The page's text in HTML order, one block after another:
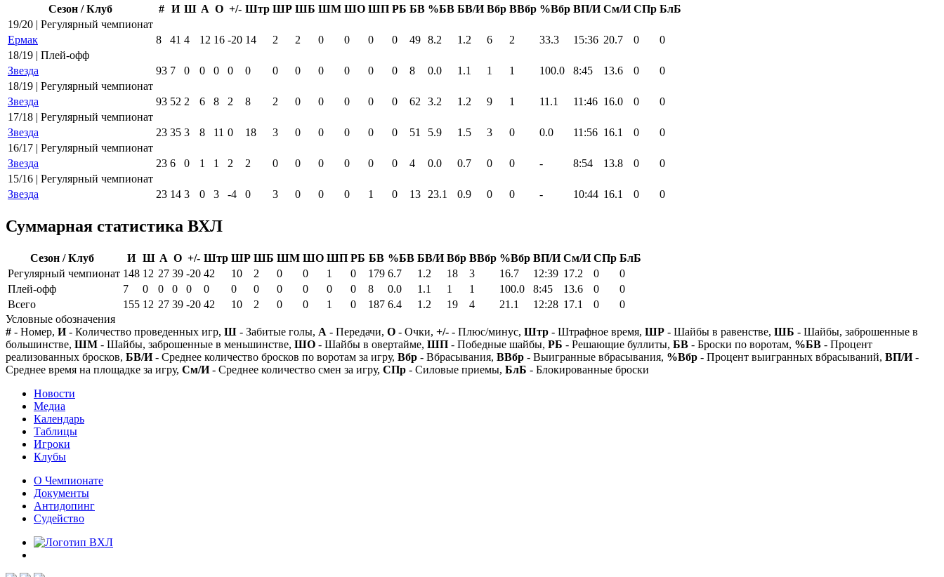
Сезон / Клуб # И Ш А О +/- Штр ШР ШБ ШМ ШО ШП РБ БВ %БВ БВ/И Вбр ВВбр %Вбр ВП/И См/И СПр БлБ
19/20 | Регулярный чемпионат
Ермак
8 41 4 12 16 -20 14 2 2 0 0 0 0 49 8.2 1.2 6 2 33.3 15:36 20.7 0
0
18/19 | Плей-офф
Звезда
93 7 0 0 0 0 0 0 0 0 0 0 0 8 0.0 1.1 1 1 100.0 8:45 13.6 0
0
18/19 | Регулярный чемпионат
Звезда
93 52 2 6 8 2 8 2 0 0 0 0 0 62 3.2 1.2 9 1 11.1 11:46 16.0 0
0
17/18 | Регулярный чемпионат
Звезда
23 35 3 8 11 0 18 3 0 0 0 0 0 51 5.9 1.5 3 0 0.0 11:56 16.1 0
0
16/17 | Регулярный чемпионат
Звезда
23 6 0 1 1 2 2 0 0 0 0 0 0 4 0.0 0.7 0 0 - 8:54 13.8 0
0
15/16 | Регулярный чемпионат
Звезда
23 14 3 0 3 -4 0 3 0 0 0 1 0 13 23.1 0.9 0 0 - 10:44 16.1 0 0
Суммарная статистика ВХЛ
Сезон / Клуб И Ш А О +/- Штр ШР ШБ ШМ ШО ШП РБ БВ %БВ БВ/И Вбр ВВбр %Вбр ВП/И См/И СПр БлБ
Регулярный чемпионат 148 12 27 39 -20 42 10 2 0 0 1 0 179 6.7 1.2 18 3 16.7 12:39 17.2 0
0
Плей-офф
7 0 0 0 0 0 0 0 0 0 0 0 8 0.0 1.1 1 1 100.0 8:45 13.6 0
0
Всего
155 12 27 39 -20 42 10 2 0 0 1 0 187 6.4 1.2 19 4 21.1 12:28 17.1 0
0
Условные обозначения
# - Номер, И- Количество проведенных игр, Ш - Забитые голы, А - Передачи, О - Очки, +/- - Плюс/минус, Штр - Штрафное время, ШР - Шайбы в равенстве, ШБ - Шайбы, заброшенные в
большинстве, ШМ - Шайбы, заброшенные в меньшинстве, ШО - Шайбы в овертайме, ШП - Победные шайбы, РБ - Решающие буллиты, БВ - Броски по воротам, %БВ - Процент
реализованных бросков, БВ/И- Среднее количество бросков по воротам за игру, Вбр - Вбрасывания, ВВбр - Выигранные вбрасывания, %Вбр - Процент выигранных вбрасываний, ВП/И-
Среднее время на площадке за игру, См/И- Среднее количество смен за игру, СПр - Силовые приемы, БлБ - Блокированные броски
Новости
Медиа
Календарь
Таблицы
Игроки
Клубы
О Чемпионате
Документы
Антидопинг
Судейство